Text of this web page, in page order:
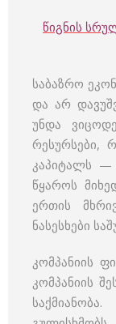
წიგნის
საბაზრო
და არ
უნდა
რესურსები,
კაპიტალს —
წყაროს
ერთის
ნასესხები
კომპანიის
კომპანიის